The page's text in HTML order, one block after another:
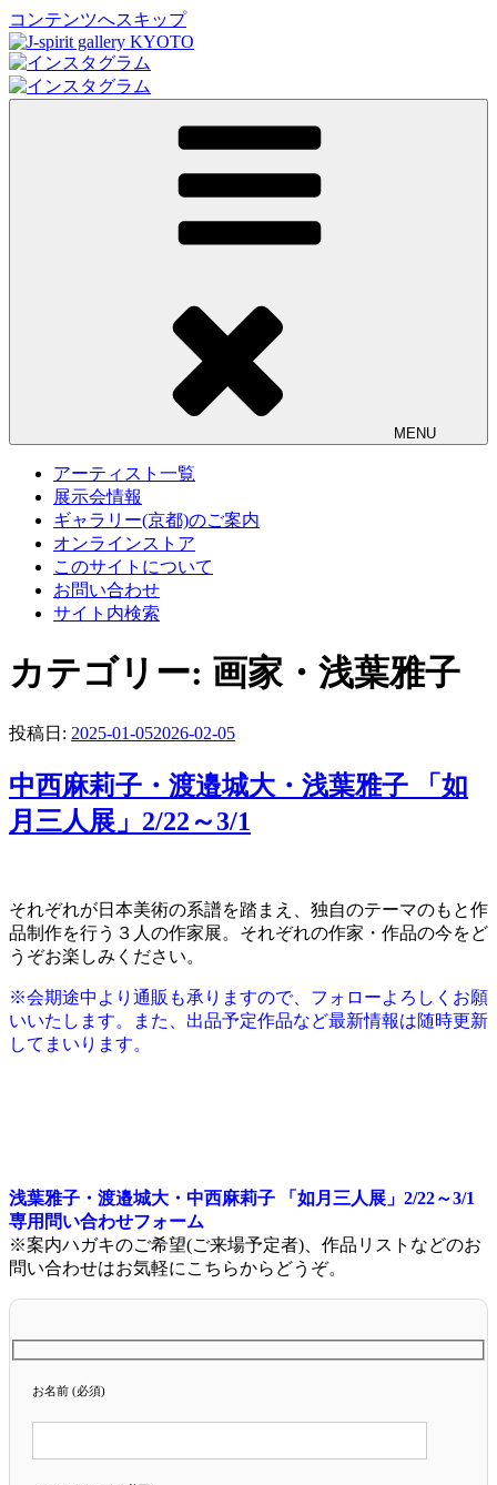
コンテンツへスキップ
J-spirit gallery KYOTO
J-spirit galleryは、明治期に建てられた京町家を改装したギャ
ラリーです。 ご縁を頂いております工芸作家、アーティスト
の方々の作品をご紹介しております。 お気軽にお問い合わ
せ、またお立ち寄り頂ければ幸甚です。
MENU
アーティスト一覧
展示会情報
ギャラリー(京都)のご案内
オンラインストア
このサイトについて
お問い合わせ
サイト内検索
カテゴリー: 画家・浅葉雅子
投稿日: 2025-01-052026-02-05
中西麻莉子・渡邉城大・浅葉雅子 「如
月三人展」2/22～3/1
それぞれが日本美術の系譜を踏まえ、独自のテーマのもと作
品制作を行う３人の作家展。それぞれの作家・作品の今をど
うぞお楽しみください。
※会期途中より通販も承りますので、フォローよろしくお願
いいたします。また、出品予定作品など最新情報は随時更新
してまいります。
浅葉雅子・渡邉城大・中西麻莉子 「如月三人展」2/22～3/1
専用問い合わせフォーム
※案内ハガキのご希望(ご来場予定者)、作品リストなどのお
問い合わせはお気軽にこちらからどうぞ。
お名前 (必須)